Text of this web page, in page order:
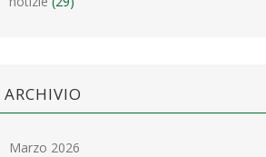
ARCHIVIO
Marzo 2026